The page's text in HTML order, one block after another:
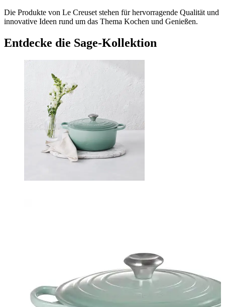
Die Produkte von Le Creuset stehen für hervorragende Qualität und
innovative Ideen rund um das Thema Kochen und Genießen.
Entdecke die Sage-Kollektion